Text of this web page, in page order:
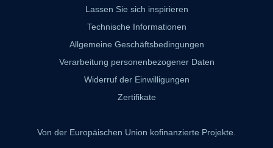
Lassen Sie sich inspirieren
Technische Informationen
Allgemeine Geschäftsbedingungen
Verarbeitung personenbezogener Daten
Widerruf der Einwilligungen
Zertifikate
Von der Europäischen Union kofinanzierte Projekte.